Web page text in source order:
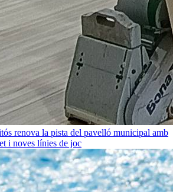
renova la pista del pavelló municipal amb
i noves línies de joc